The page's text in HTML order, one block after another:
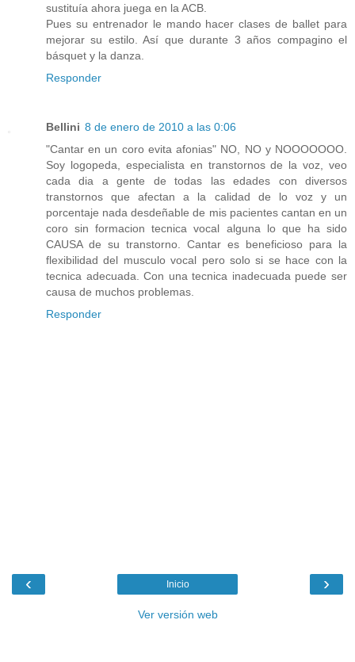
sustituía ahora juega en la ACB.
Pues su entrenador le mando hacer clases de ballet para
mejorar su estilo. Así que durante 3 años compagino el
básquet y la danza.
Responder
Bellini 8 de enero de 2010 a las 0:06
"Cantar en un coro evita afonias" NO, NO y NOOOOOOO.
Soy logopeda, especialista en transtornos de la voz, veo
cada dia a gente de todas las edades con diversos
transtornos que afectan a la calidad de lo voz y un
porcentaje nada desdeñable de mis pacientes cantan en un
coro sin formacion tecnica vocal alguna lo que ha sido
CAUSA de su transtorno. Cantar es beneficioso para la
flexibilidad del musculo vocal pero solo si se hace con la
tecnica adecuada. Con una tecnica inadecuada puede ser
causa de muchos problemas.
Responder
‹ ›
Inicio
Ver versión web